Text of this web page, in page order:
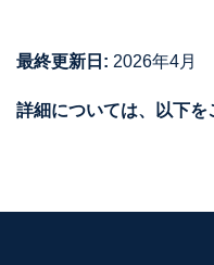
最終更新日: 2026年4月
詳細については、以下を